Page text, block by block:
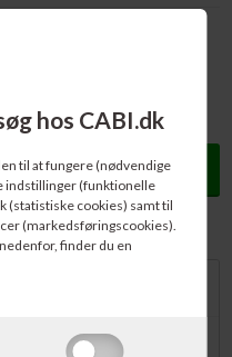
hos CABI.dk
til at fungere (nødvendige
indstillinger (funktionelle
(statistiske cookies) samt til
(markedsføringscookies).
finder du en
Køb
blækpatron. Passer bl.a. til